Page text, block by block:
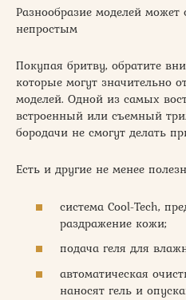
Разнообразие моделей
непростым
Покупая бритву, обратите
которые могут значительно
моделей. Одной из самых
встроенный или съемный
бородачи не смогут делать
Есть и другие не менее
система Cool-Tech,
раздражение кожи;
подача геля для
автоматическая
наносят гель и